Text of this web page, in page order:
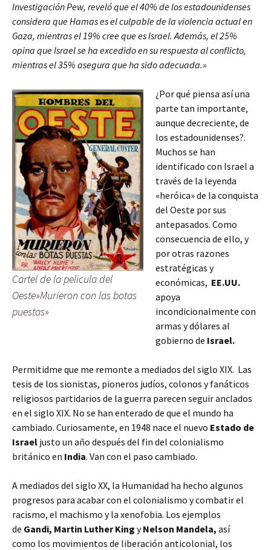
Investigación Pew, reveló que el 40% de los estadounidenses
considera que Hamas es el culpable de la violencia actual en
Gaza, mientras el 19% cree que es Israel. Además, el 25%
opina que Israel se ha excedido en su respuesta al conflicto,
mientras el 35% asegura que ha sido adecuada.»
Cartel de la pelicula del
Oeste»Murieron con las botas
puestas»
¿Por qué piensa así una
parte tan importante,
aunque decreciente, de
los estadounidenses?.
Muchos se han
identificado con Israel a
través de la leyenda
«heróica» de la conquista
del Oeste por sus
antepasados. Como
consecuencia de ello, y
por otras razones
estratégicas y
económicas, EE.UU.
apoya
incondicionalmente con
armas y dólares al
gobierno de Israel.
Permitidme que me remonte a mediados del siglo XIX. Las
tesis de los sionistas, pioneros judíos, colonos y fanáticos
religiosos partidarios de la guerra parecen seguir anclados
en el siglo XIX. No se han enterado de que el mundo ha
cambiado. Curiosamente, en 1948 nace el nuevo Estado de
Israel justo un año después del fin del colonialismo
británico en India. Van con el paso cambiado.
A mediados del siglo XX, la Humanidad ha hecho algunos
progresos para acabar con el colonialismo y combatir el
racismo, el machismo y la xenofobia. Los ejemplos
de Gandi, Martin Luther King yNelson Mandela, así
como los movimientos de liberación anticolonial, los